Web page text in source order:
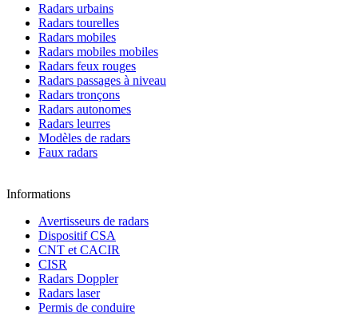
Radars urbains
Radars tourelles
Radars mobiles
Radars mobiles mobiles
Radars feux rouges
Radars passages à niveau
Radars tronçons
Radars autonomes
Radars leurres
Modèles de radars
Faux radars
Informations
Avertisseurs de radars
Dispositif CSA
CNT et CACIR
CISR
Radars Doppler
Radars laser
Permis de conduire